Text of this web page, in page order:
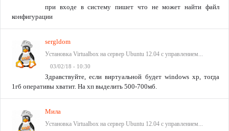
при входе в систему пишет что не может найти файл
конфигурации
sergldom
Установка Virtualbox на сервер Ubuntu 12.04 с управлением...
03/02/18 - 10:30
Здравствуйте, если виртуальной будет windows xp, тогда
1гб оперативы хватит. На хп выделить 500-700мб.
Мила
Установка Virtualbox на сервер Ubuntu 12.04 с управлением...